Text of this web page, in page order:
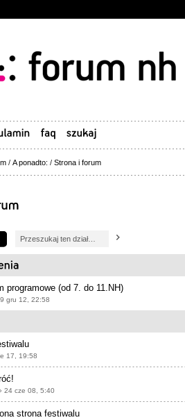
/ A ponadto: / Strona i forum
programowe (od 7. do 11.NH)
gru 12, 22:58
17, 19:58
24 cze 08, 5:40
strona festiwalu